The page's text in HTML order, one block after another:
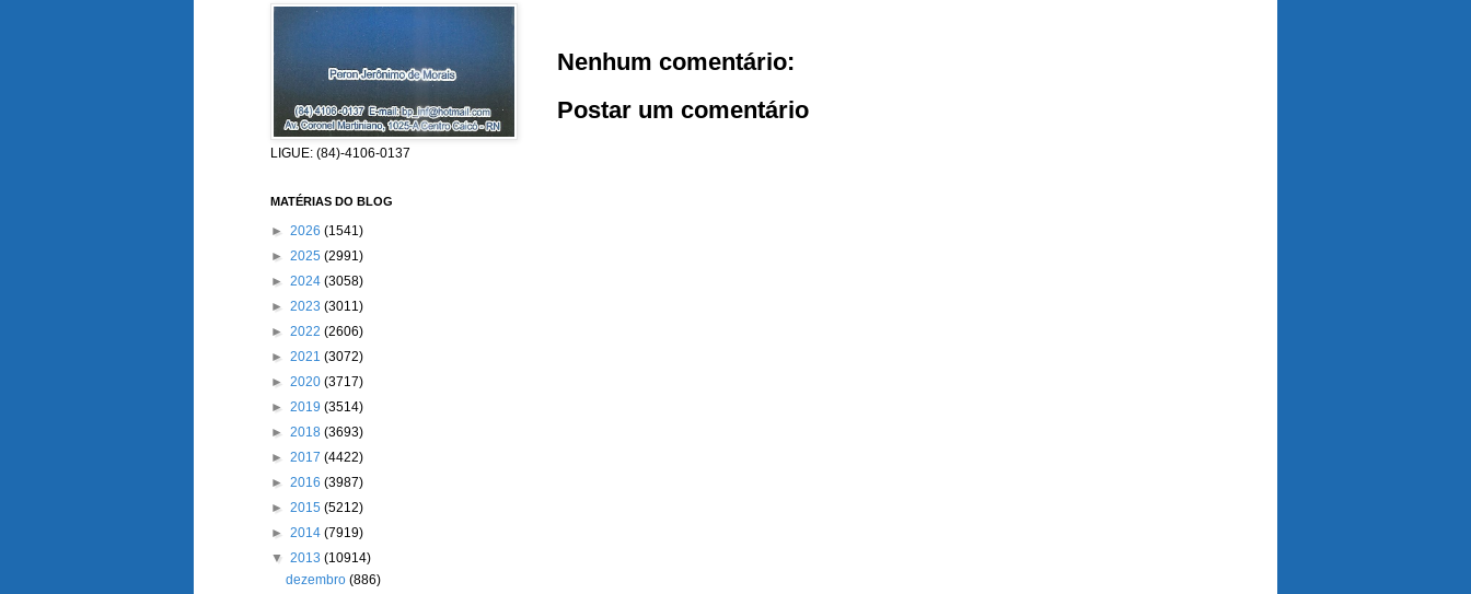
Nenhum comentário:
Postar um comentário
LIGUE: (84)-4106-0137
MATÉRIAS DO BLOG
► 2026 (1541)
► 2025 (2991)
► 2024 (3058)
► 2023 (3011)
► 2022 (2606)
► 2021 (3072)
► 2020 (3717)
► 2019 (3514)
► 2018 (3693)
► 2017 (4422)
► 2016 (3987)
► 2015 (5212)
► 2014 (7919)
▼ 2013 (10914)
dezembro(886)